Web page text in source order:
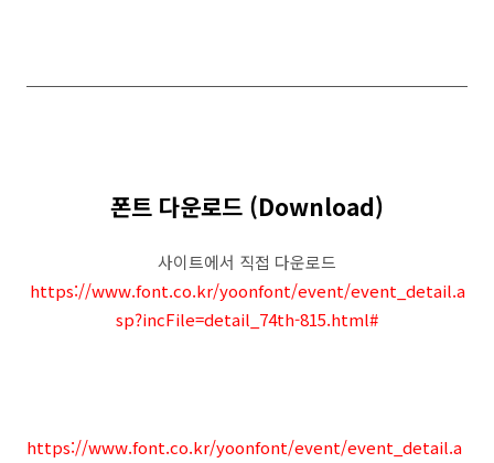
폰트 다운로드 (Download)
사이트에서 직접 다운로드
https://www.font.co.kr/yoonfont/event/event_detail.a
sp?incFile=detail_74th-815.html#
https://www.font.co.kr/yoonfont/event/event_detail.a